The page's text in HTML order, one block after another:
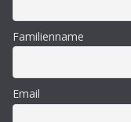
Familienname
Email